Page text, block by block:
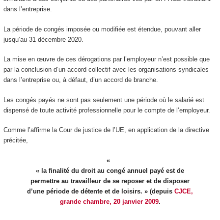
dans l’entreprise.
La période de congés imposée ou modifiée est étendue, pouvant aller
jusqu’au 31 décembre 2020.
La mise en œuvre de ces dérogations par l’employeur n’est possible que
par la conclusion d’un accord collectif avec les organisations syndicales
dans l’entreprise ou, à défaut, d’un accord de branche.
Les congés payés ne sont pas seulement une période où le salarié est
dispensé de toute activité professionnelle pour le compte de l’employeur.
Comme l’affirme la Cour de justice de l’UE, en application de la directive
précitée,
« la finalité du droit au congé annuel payé est de
permettre au travailleur de se reposer et de disposer
d’une période de détente et de loisirs. » (depuis CJCE,
grande chambre, 20 janvier 2009.